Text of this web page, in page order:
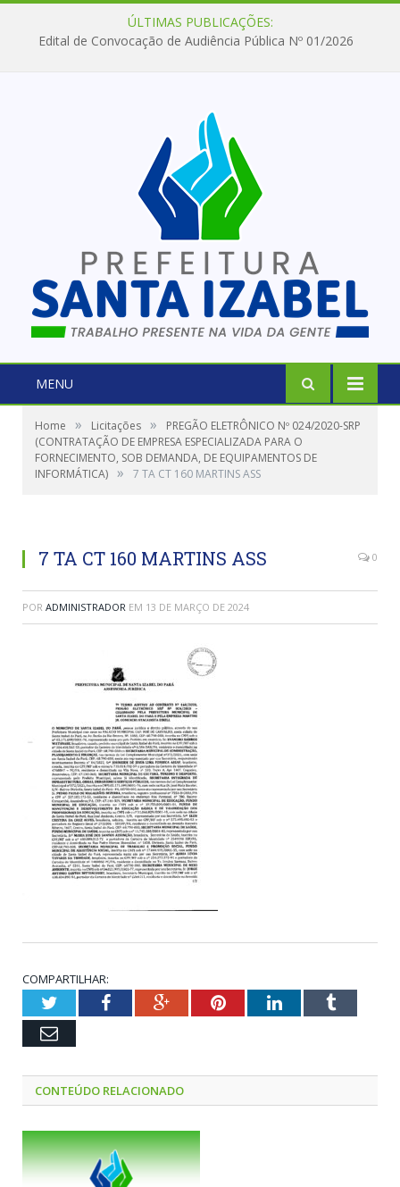
ÚLTIMAS PUBLICAÇÕES:
Edital de Convocação de Audiência Pública Nº 01/2026
MENU
Home » Licitações »
PREGÃO ELETRÔNICO Nº 024/2020-SRP
(CONTRATAÇÃO DE EMPRESA ESPECIALIZADA PARA O
FORNECIMENTO, SOB DEMANDA, DE EQUIPAMENTOS DE
INFORMÁTICA) » 7 TA CT 160 MARTINS ASS
7 TA CT 160 MARTINS ASS 0
POR ADMINISTRADOR EM 13 DE MARÇO DE 2024
COMPARTILHAR:
TwitterFacebookGoogle+PinterestLinkedInTumblr
Email
CONTEÚDO RELACIONADO